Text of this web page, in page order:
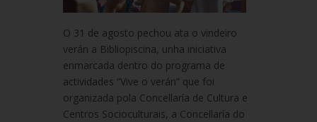
O 31 de agosto pechou ata o vindeiro
verán a Bibliopiscina, unha iniciativa
enmarcada dentro do programa de
actividades “Vive o verán” que foi
organizada pola Concellaría de Cultura e
Centros Socioculturais, a Concellaría do